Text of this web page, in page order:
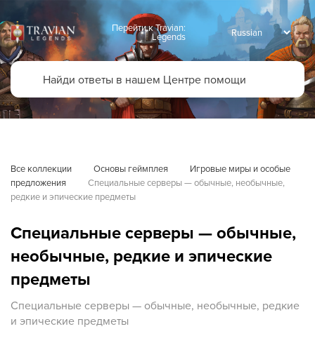
Перейти к Travian:
Legends
Все коллекции Основы геймплея
Игровые миры и особые
предложения
Специальные серверы — обычные, необычные,
редкие и эпические предметы
Специальные серверы — обычные,
необычные, редкие и эпические
предметы
Специальные серверы — обычные, необычные, редкие
и эпические предметы